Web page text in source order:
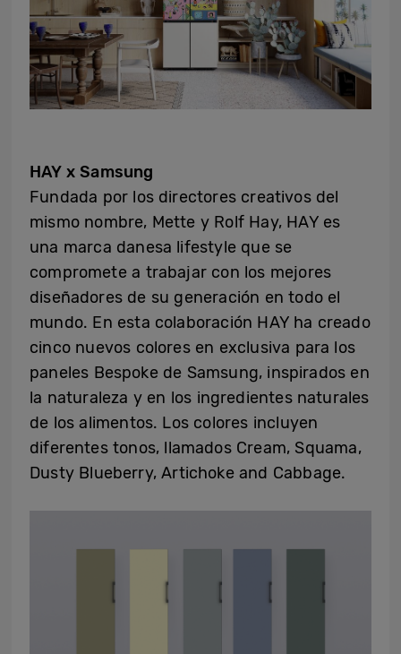
HAY x Samsung
Fundada por los directores creativos del
mismo nombre, Mette y Rolf Hay, HAY es
una marca danesa lifestyle que se
compromete a trabajar con los mejores
diseñadores de su generación en todo el
mundo. En esta colaboración HAY ha creado
cinco nuevos colores en exclusiva para los
paneles Bespoke de Samsung, inspirados en
la naturaleza y en los ingredientes naturales
de los alimentos. Los colores incluyen
diferentes tonos, llamados Cream, Squama,
Dusty Blueberry, Artichoke and Cabbage.